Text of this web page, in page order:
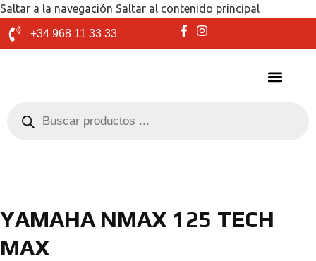
Saltar a la navegación Saltar al contenido principal
+34 968 11 33 33
YAMAHA NMAX 125 TECH
MAX